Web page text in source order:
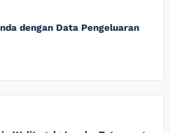
dengan Data Pengeluaran